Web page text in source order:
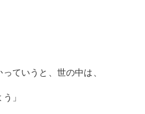
ていうと、世の中は、
」